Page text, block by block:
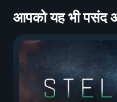
आपको यह भी पसंद